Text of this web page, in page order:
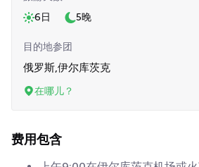
6日
5晚
目的地参团
俄罗斯,伊尔库茨克
在哪儿？
费用包含